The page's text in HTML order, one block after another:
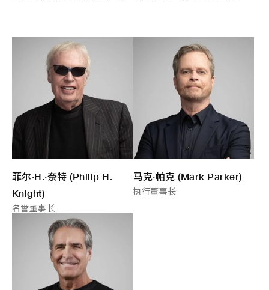
菲尔·H.·奈特 (Philip H.
Knight)
名誉董事长
马克·帕克 (Mark Parker)
执行董事长